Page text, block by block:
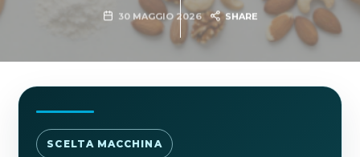
30 MAGGIO 2026 SHARE
SCELTA MACCHINA